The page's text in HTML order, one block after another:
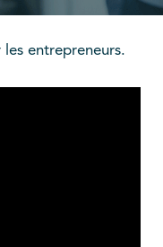
les entrepreneurs.